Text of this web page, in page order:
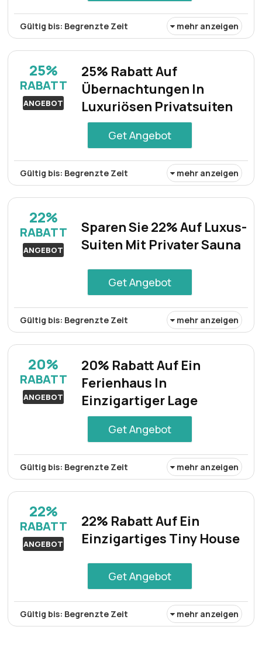
Gültig bis: Begrenzte Zeit mehr anzeigen
sie mit einem Vipio-Gutschein buchen.
25%
RABATT
ANGEBOT
25% Rabatt Auf
Übernachtungen In
Luxuriösen Privatsuiten
Get Angebot
Gültig bis: Begrenzte Zeit mehr anzeigen
und unvergesslichen Kurzurlaub.
22%
RABATT
ANGEBOT
Sparen Sie 22% Auf Luxus-
Suiten Mit Privater Sauna
Get Angebot
Gültig bis: Begrenzte Zeit mehr anzeigen
Erlebnis zum reduzierten Preis.
20%
RABATT
ANGEBOT
20% Rabatt Auf Ein
Ferienhaus In
Einzigartiger Lage
Get Angebot
Gültig bis: Begrenzte Zeit mehr anzeigen
wunderschöne Landschaften und eine ruhige
Atmosphäre zu genießen.
22%
RABATT
ANGEBOT
22% Rabatt Auf Ein
Einzigartiges Tiny House
Get Angebot
Gültig bis: Begrenzte Zeit mehr anzeigen